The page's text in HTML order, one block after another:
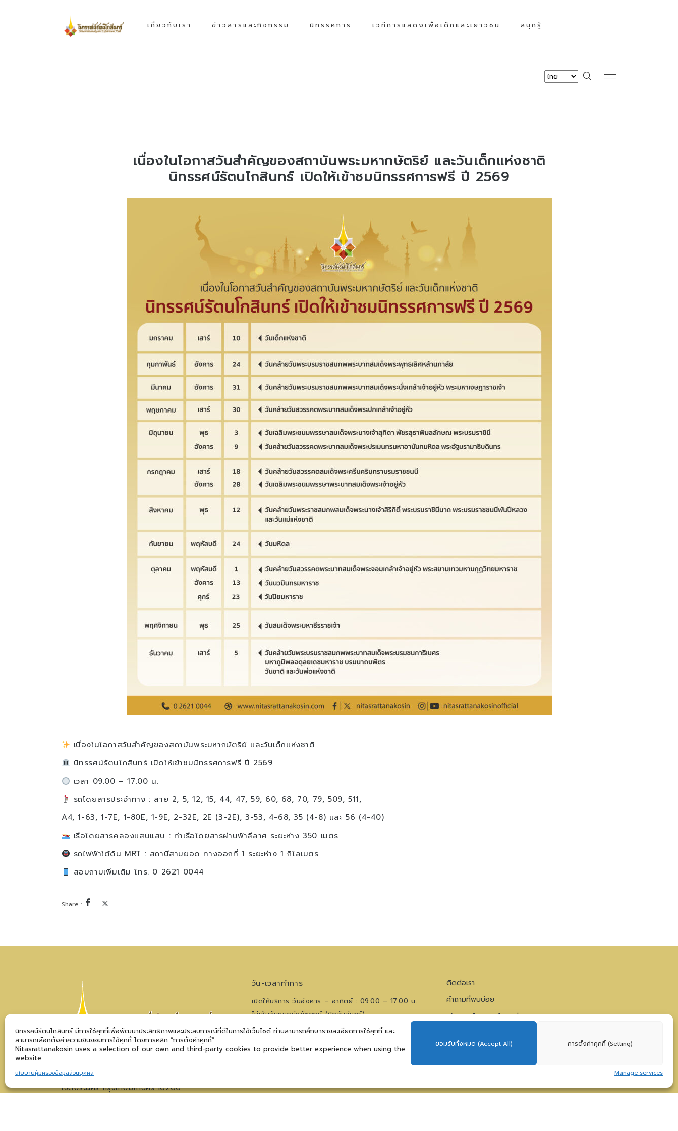
นิทรรศน์รัตนโกสินทร์ มีการใช้คุกกี้เพื่อพัฒนาประสิทธิภาพและประสบการณ์ที่ดีในการใช้เว็บไซต์ ท่านสามารถศึกษารายละเอียดการใช้คุกกี้ และ
สามารถเลือกตั้งค่าความยินยอมการใช้คุกกี้ โดยการคลิก “การตั้งค่าคุกกี้”
Nitasrattanakosin uses a selection of our own and third-party cookies to provide better experience when using the
website.
Manage services
ยอมรับทั้งหมด (Accept All) การตั้งค่าคุกกี้ (Setting)
นโยบายคุ้มครองข้อมูลส่วนบุคคล
เกี่ยวกับเรา ข่าวสารและกิจกรรม นิทรรศการ เวทีการแสดงเพื่อเด็กและเยาวชน สนุกรู้
เนื่องในโอกาสวันสำคัญของสถาบันพระมหากษัตริย์ และวันเด็กแห่งชาติ
นิทรรศน์รัตนโกสินทร์ เปิดให้เข้าชมนิทรรศการฟรี ปี 2569
เนื่องในโอกาสวันสำคัญของสถาบันพระมหากษัตริย์ และวันเด็กแห่งชาติ
นิทรรศน์รัตนโกสินทร์ เปิดให้เข้าชมนิทรรศการฟรี ปี 2569
เวลา 09.00 – 17.00 น.
รถโดยสารประจำทาง : สาย 2, 5, 12, 15, 44, 47, 59, 60, 68, 70, 79, 509, 511,
A4, 1-63, 1-7E, 1-80E, 1-9E, 2-32E, 2E (3-2E), 3-53, 4-68, 35 (4-8) และ 56 (4-40)
เรือโดยสารคลองแสนแสบ : ท่าเรือโดยสารผ่านฟ้าลีลาศ ระยะห่าง 350 เมตร
รถไฟฟ้าใต้ดิน MRT : สถานีสามยอด ทางออกที่ 1 ระยะห่าง 1 กิโลเมตร
สอบถามเพิ่มเติม โทร. 0 2621 0044
100 ถนนราชดำเนินกลาง แขวงบวรนิเวศ
เขตพระนคร กรุงเทพมหานคร 10200
วัน-เวลาทำการ
เปิดให้บริการ วันอังคาร – อาทิตย์ : 09.00 – 17.00 น.
ไม่เว้นวันหยุดนักขัตฤกษ์ (ปิดวันจันทร์)
โทรศัพท์0 2621 0044
สอบถามเวทีการแสดงฯ09 5476 5868
ติดต่อเรา
คำถามที่พบบ่อย
นโยบายคุ้มครองข้อมูลส่วนบุคคล